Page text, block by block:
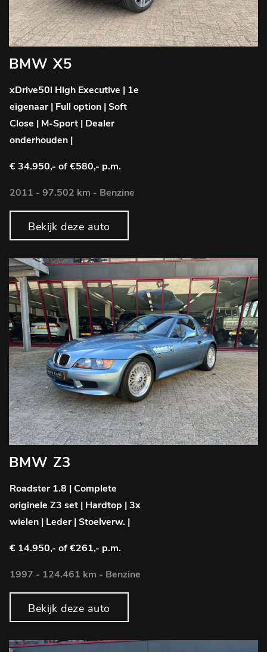
BMW X5
xDrive50i High Executive | 1e
eigenaar | Full option | Soft
Close | M-Sport | Dealer
onderhouden |
€ 34.950,- of €580,- p.m.
2011 - 97.502 km - Benzine
Bekijk deze auto
BMW Z3
Roadster 1.8 | Complete
originele Z3 set | Hardtop | 3x
wielen | Leder | Stoelverw. |
€ 14.950,- of €261,- p.m.
1997 - 124.461 km - Benzine
Bekijk deze auto